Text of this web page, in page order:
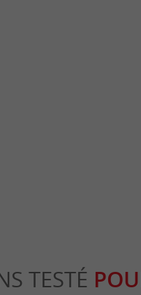
TESTÉ